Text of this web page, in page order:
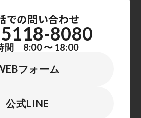
での問い合わせ
8080
間 8:00 〜 18:00
フォーム
公式LINE